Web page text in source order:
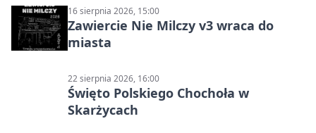
16 sierpnia 2026, 15:00
Zawiercie Nie Milczy v3 wraca do
miasta
22 sierpnia 2026, 16:00
Święto Polskiego Chochoła w
Skarżycach